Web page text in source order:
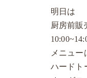
明日は
厨房前販
メニュー
ハードト